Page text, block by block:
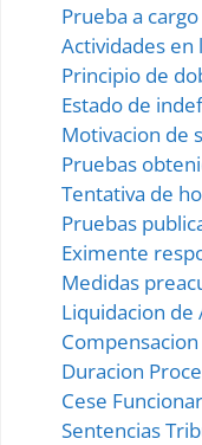
Prueba a
Actividades en
Principio de
Estado de
Motivacion de
Pruebas
Tentativa de
Pruebas
Eximente
Medidas
Liquidacion de
Duracion
Cese
Sentencias